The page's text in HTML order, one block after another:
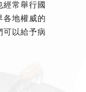
經常舉行國
各地權威的
可以給予病